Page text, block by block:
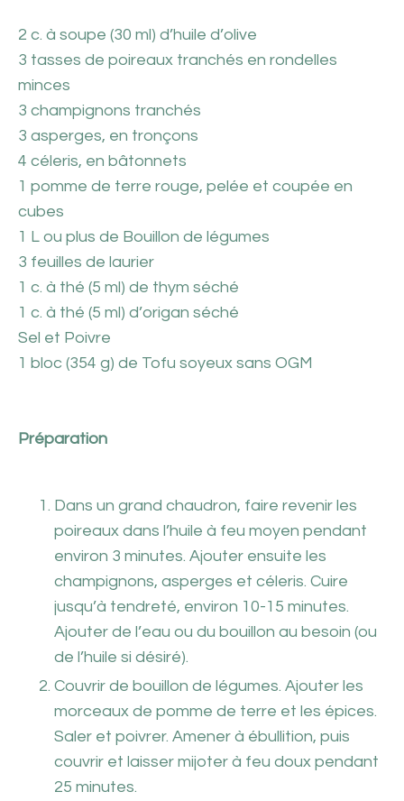
2 c. à soupe (30 ml) d’huile d’olive
3 tasses de poireaux tranchés en rondelles
minces
3 champignons tranchés
3 asperges, en tronçons
4 céleris, en bâtonnets
1 pomme de terre rouge, pelée et coupée en
cubes
1 L ou plus de Bouillon de légumes
3 feuilles de laurier
1 c. à thé (5 ml) de thym séché
1 c. à thé (5 ml) d’origan séché
Sel et Poivre
1 bloc (354 g) de Tofu soyeux sans OGM
Préparation
Dans un grand chaudron, faire revenir les
poireaux dans l’huile à feu moyen pendant
environ 3 minutes. Ajouter ensuite les
champignons, asperges et céleris. Cuire
jusqu’à tendreté, environ 10-15 minutes.
Ajouter de l’eau ou du bouillon au besoin (ou
de l’huile si désiré).
Couvrir de bouillon de légumes. Ajouter les
morceaux de pomme de terre et les épices.
Saler et poivrer. Amener à ébullition, puis
couvrir et laisser mijoter à feu doux pendant
25 minutes.